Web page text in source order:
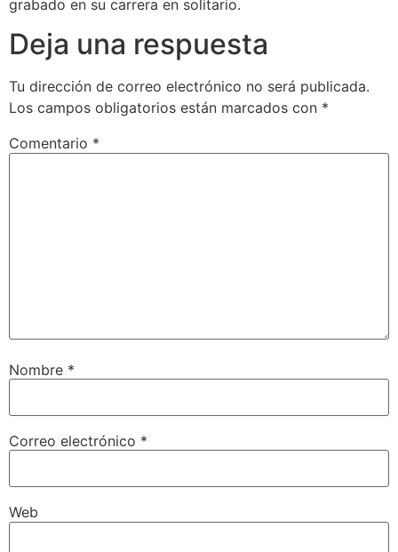
grabado en su carrera en solitario.
Deja una respuesta
Tu dirección de correo electrónico no será publicada.
Los campos obligatorios están marcados con *
Comentario *
Nombre *
Correo electrónico *
Web